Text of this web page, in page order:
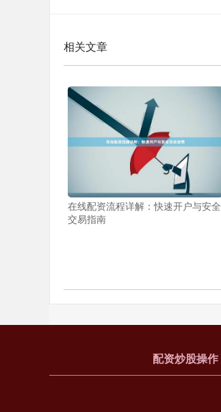
相关文章
在线配资流程详解：快速开户与安全
交易指南
配资炒股操作